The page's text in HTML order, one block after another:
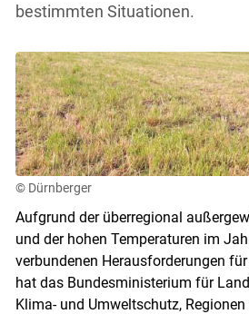
bestimmten Situationen.
© Dürnberger
Aufgrund der überregional
und der hohen Temperaturen im
verbundenen Herausforderungen
hat das Bundesministerium für
Klima- und Umweltschutz,